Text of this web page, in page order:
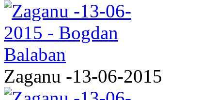
Zaganu -13-06-2015